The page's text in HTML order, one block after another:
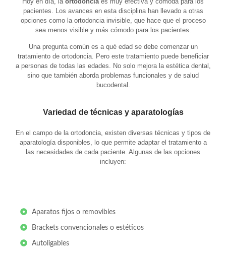
pacientes. Los avances en esta disciplina han llevado a otras
opciones como la ortodoncia invisible, que hace que el proceso
sea menos visible y más cómodo para los pacientes.
Una pregunta común es a qué edad se debe comenzar un
tratamiento de ortodoncia. Pero este tratamiento puede beneficiar
a personas de todas las edades. No solo mejora la estética dental,
sino que también aborda problemas funcionales y de salud
bucodental.
Variedad de técnicas y aparatologías
En el campo de la ortodoncia, existen diversas técnicas y tipos de
aparatología disponibles, lo que permite adaptar el tratamiento a
las necesidades de cada paciente. Algunas de las opciones
incluyen:
Aparatos fijos o removibles
Brackets convencionales o estéticos
Autoligables